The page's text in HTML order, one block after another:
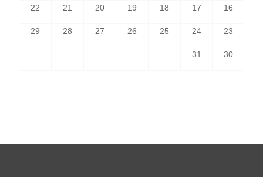
16
17
18
19
20
21
22
23
24
25
26
27
28
29
30
31